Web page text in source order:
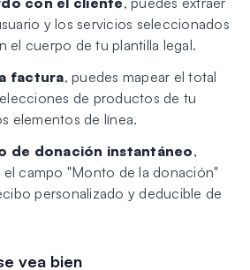
y los servicios seleccionados
el cuerpo de tu plantilla legal.
factura, puedes mapear el total
de productos de tu
elementos de línea.
de donación instantáneo,
el campo "Monto de la donación"
personalizado y deducible de
vea bien